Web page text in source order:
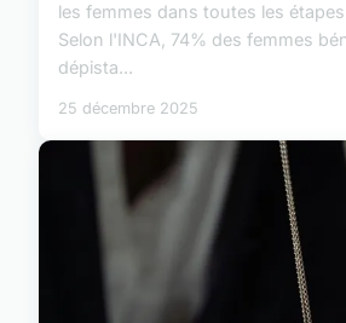
les femmes dans toutes les
Selon l'INCA, 74% des femmes
dépista...
25 décembre 2025